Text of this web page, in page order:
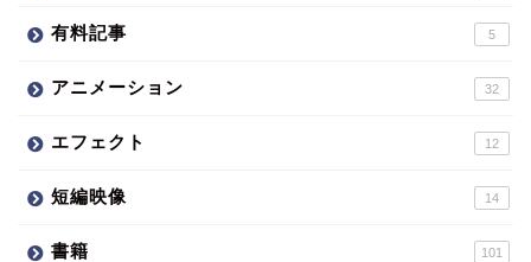
有料記事 5
アニメーション 32
エフェクト 12
短編映像 14
書籍 101